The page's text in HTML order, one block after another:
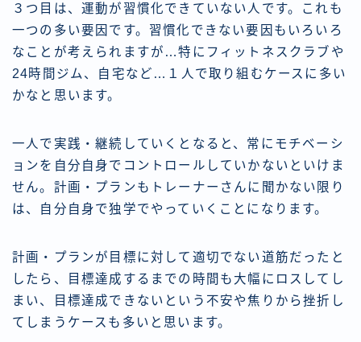
３つ目は、運動が習慣化できていない人です。これも
一つの多い要因です。習慣化できない要因もいろいろ
なことが考えられますが…特にフィットネスクラブや
24時間ジム、自宅など…１人で取り組むケースに多い
かなと思います。
一人で実践・継続していくとなると、常にモチベーシ
ョンを自分自身でコントロールしていかないといけま
せん。計画・プランもトレーナーさんに聞かない限り
は、自分自身で独学でやっていくことになります。
計画・プランが目標に対して適切でない道筋だったと
したら、目標達成するまでの時間も大幅にロスしてし
まい、目標達成できないという不安や焦りから挫折し
てしまうケースも多いと思います。